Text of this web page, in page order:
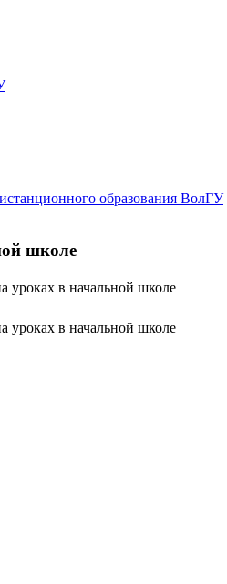
образования ВолГУ
школе
в начальной школе
в начальной школе